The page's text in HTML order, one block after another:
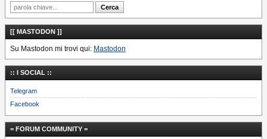
[[ MASTODON ]]
Su Mastodon mi trovi qui: Mastodon
:: I SOCIAL ::
Telegram
Facebook
= FORUM COMMUNITY =